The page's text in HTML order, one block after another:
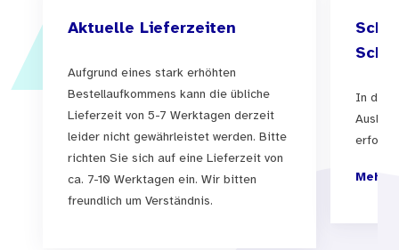
Aktuelle Lieferzeiten
Aufgrund eines stark erhöhten
Bestellaufkommens kann die übliche
Lieferzeit von 5-7 Werktagen derzeit
leider nicht gewährleistet werden. Bitte
richten Sie sich auf eine Lieferzeit von
ca. 7-10 Werktagen ein. Wir bitten
freundlich um Verständnis.
In der
Mehr